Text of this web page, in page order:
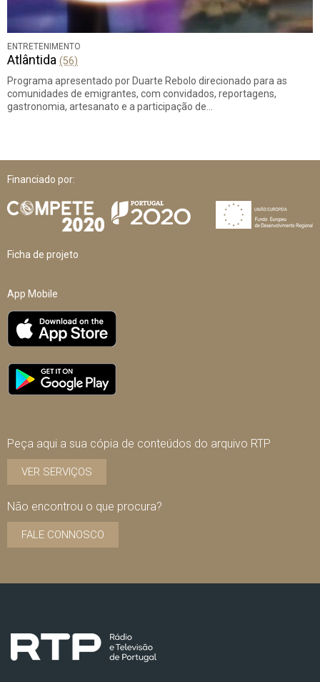
ENTRETENIMENTO
Atlântida (56)
Programa apresentado por Duarte Rebolo direcionado para as
comunidades de emigrantes, com convidados, reportagens,
gastronomia, artesanato e a participação de…
Financiado por:
Ficha de projeto
App Mobile
Peça aqui a sua cópia de conteúdos do arquivo RTP
VER SERVIÇOS
Não encontrou o que procura?
FALE CONNOSCO